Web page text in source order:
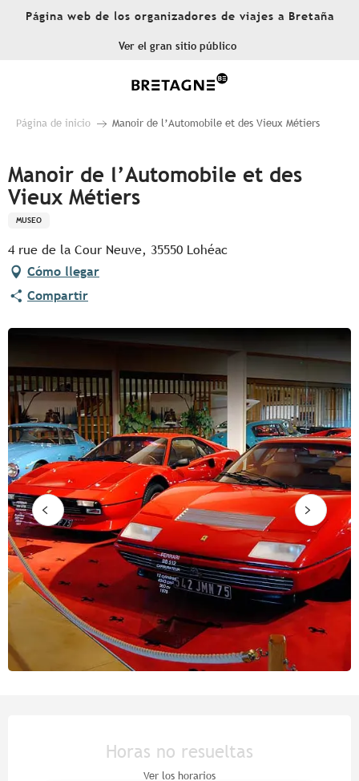
AllerPágina web de los organizadores de viajes a Bretaña
Ver el gran sitio público
Página de inicio Manoir de l’Automobile et des Vieux Métiers
Manoir de l’Automobile et des
Vieux Métiers
MUSEO
4 rue de la Cour Neuve, 35550 Lohéac
Cómo llegar
Compartir
Horas no resueltas
Ver los horarios